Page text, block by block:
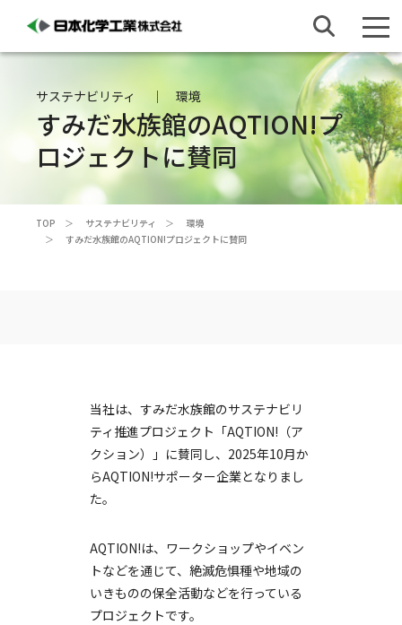
サステナビリティ 環境
すみだ水族館のAQTION!プ
ロジェクトに賛同
TOP サステナビリティ
環境
すみだ水族館のAQTION!プロジェクトに賛同
当社は、すみだ水族館のサステナビリ
ティ推進プロジェクト「AQTION!（ア
クション）」に賛同し、2025年10月か
らAQTION!サポーター企業となりまし
た。
AQTION!は、ワークショップやイベン
トなどを通じて、絶滅危惧種や地域の
いきものの保全活動などを行っている
プロジェクトです。